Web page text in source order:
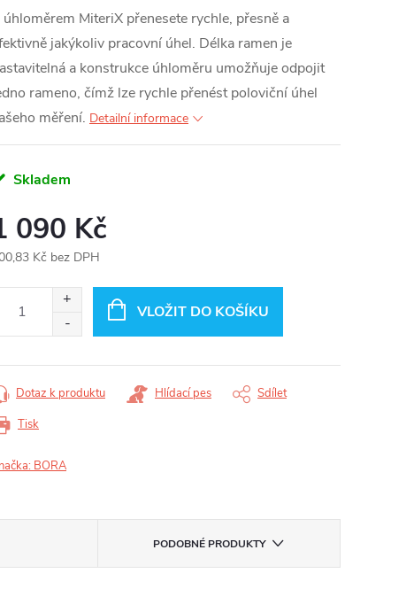
úhloměrem MiteriX přenesete rychle, přesně a
jakýkoliv pracovní úhel. Délka ramen je
a konstrukce úhloměru umožňuje odpojit
rameno, čímž lze rychle přenést poloviční úhel
měření. Detailní informace
Skladem
090 Kč
Kč bez DPH
VLOŽIT DO KOŠÍKU
Tisk
Dotaz k produktu Hlídací pes Sdílet
BORA
PODOBNÉ PRODUKTY